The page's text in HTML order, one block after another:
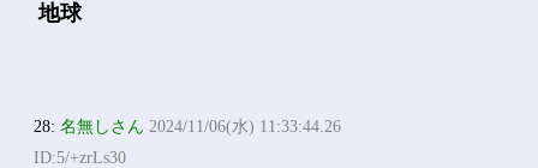
地球
28:名無しさん 2024/11/06(水) 11:33:44.26
ID:5/+zrLs30